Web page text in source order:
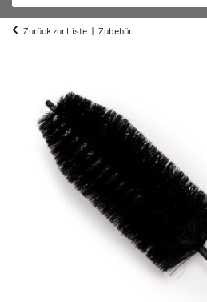
Zurück zur Liste Zubehör